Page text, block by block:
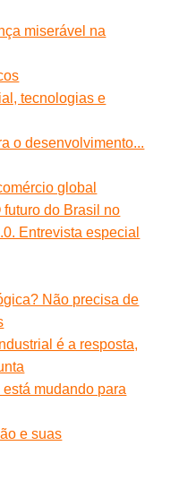
miserável na
tecnologias e
o desenvolvimento...
global
futuro do Brasil no
Entrevista especial
Não precisa de
é a resposta,
mudando para
e suas